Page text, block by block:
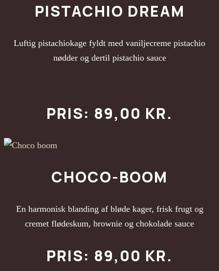
PISTACHIO DREAM
Luftig pistachiokage fyldt med vaniljecreme pistachio
nødder og dertil pistachio sauce
PRIS: 89,00 KR.
CHOCO-BOOM
En harmonisk blanding af bløde kager, frisk frugt og
cremet flødeskum, brownie og chokolade sauce
PRIS: 89,00 KR.